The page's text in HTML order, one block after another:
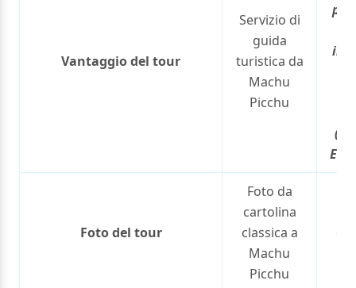
Vantaggio del tour
Servizio di
guida
turistica da
Machu
Picchu
in
Foto del tour
Foto da
cartolina
classica a
Machu
Picchu